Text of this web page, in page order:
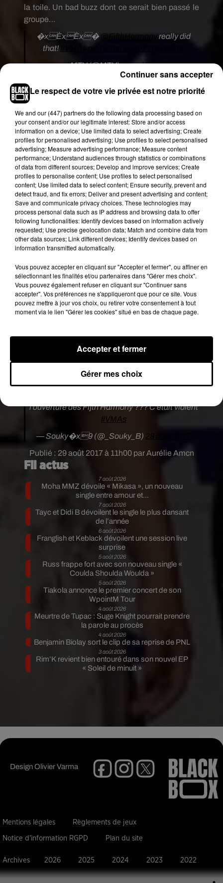
Publié : 29 août 2017 à 11h00 par Aurélie Amcn
la toile. Un bad buzz dont ce serait bien passé le
groupe…
�xÈxÈx�@FifthHarmonyreally did
that!
pic.twitter.com/Z7tpxYl2nK
— MTV (@MTV)28 août 2017
Car si
prestation du groupe, les internautes sont plutôt
unanimes et n'hésitent pas
àclasher DinahJane,Ally Brooke,Lauren Jaureguin
:« ce sont des gamines, c'est chaud», «le
comportement desFifth Harmonyvis-à-vis
deCamila,c'est vraiment ridicule», «c'était
violent» ou encore, «lesFifthHarmonym'ont mis
les nerfs là», etc (voir ci-dessous). Plus tôt dans la
soirée, sur le tapis rouge, les Fifth Harmonyavait
déjà annoncé la couleur en affirmant qu'en cas de
victoire, elles ne penseraient pas à l'interprète de
«Havana»feat. Young Thug.D'ailleurs,Fifth Harmony
remporté le trophée du meilleur clip pop
avec«Down»en duo avec le
ptdr mais c'est quel genre de gamines les fifth
harmony ...#VMAs pic.twitter.com/8iTZb1uLhu
— e,, (@sunchace) 28 août 2017
des@fifthharmony, faudrait peut être murir un
peu comme l'album qui n'est pas terrible !
#VMAs
— Hélo (@heloitsme62)28 août 2017
l'ouverture des Fifth Harmony ??? C'était violent
#VMAs
— Souky�x9 (@_Souky_B) 28 août 2017
Fil actus
7 août 2026
Moha MMZ dévoile « Mikasa », un nouveau
single entre amour et...
7 août 2026
Tayc et Didi B dévoilent le single le plus dansant
de l’année
6 août 2026
Franglish et Keblack dévoilent une session live
surprise
5 août 2026
Russ frappe fort avec son nouveau single «
Coulda Shoulda Woulda »
5 août 2026
Tiakola annonce le premier concert de son
WpointM Tour
4 août 2026
Meurtre de Tupac : Suge Knight pourrait prendre
la parole au procès
4 août 2026
Benjamin Biolay sort le clip de sa reprise de PNL
3 août 2026
Rim’K revient bien entouré dans son nouvel EP
« Soleil de minuit »
DesignOlivier Varma
Mentions légales Règlements de jeux
Notice d'information RGPD Plan du site
Archives 2026 2025 2024 2023 2022
Le respect de votre vie privée est notre priorité
We and our (447) partnersdo the following data processing based on
your consent and/or our legitimate interest: Store and/or access
information on a device; Use limited data to select advertising; Create
profiles for personalised advertising; Use profiles to select personalised
advertising; Measure advertising performance; Measure content
performance; Understand audiences through statistics or combinations
of data from different sources; Develop and improve services; Create
profiles to personalise content; Use profiles to select personalised
content; Use limited data to select content; Ensure security, prevent and
detect fraud, and fix errors; Deliver and present advertising and content;
Save and communicate privacy choices. These technologies may
process personal data such as IP address and browsing data to offer
following functionalities: Identify devices based on information actively
requested; Use precise geolocation data; Match and combine data from
other data sources; Link different devices; Identify devices based on
information transmitted automatically.
Vous pouvez accepter en cliquant sur "Accepter et fermer", ou affiner en
sélectionnant les finalités et/ou partenaires dans "Gérer mes choix".
Vous pouvez également refuser en cliquant sur "Continuer sans
accepter". Vos préférences ne s'appliqueront que pour ce site. Vous
pouvez mettre à jour vos choix, ou retirer votre consentement à tout
moment via le lien "Gérer les cookies" situé en bas de chaque page.
Gérer mes choix
Accepter et fermer
Continuer sans accepter